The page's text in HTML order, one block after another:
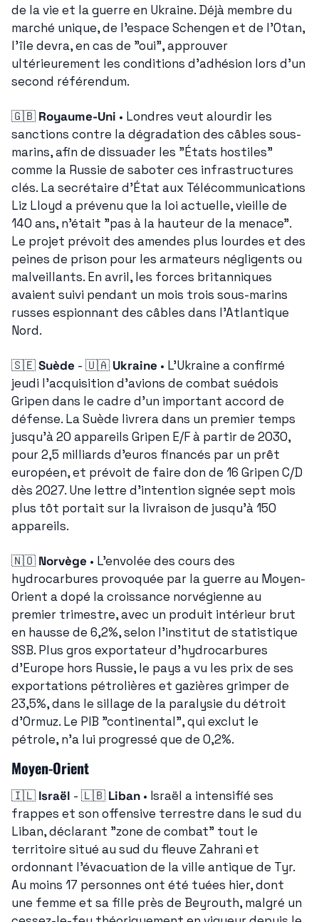
de la vie et la guerre en Ukraine. Déjà membre du
marché unique, de l'espace Schengen et de l'Otan,
l'île devra, en cas de "oui", approuver
ultérieurement les conditions d'adhésion lors d'un
second référendum.
🇬🇧 Royaume-Uni • Londres veut alourdir les
sanctions contre la dégradation des câbles sous-
marins, afin de dissuader les "États hostiles"
comme la Russie de saboter ces infrastructures
clés. La secrétaire d'État aux Télécommunications
Liz Lloyd a prévenu que la loi actuelle, vieille de
140 ans, n'était "pas à la hauteur de la menace".
Le projet prévoit des amendes plus lourdes et des
peines de prison pour les armateurs négligents ou
malveillants. En avril, les forces britanniques
avaient suivi pendant un mois trois sous-marins
russes espionnant des câbles dans l'Atlantique
Nord.
🇸🇪Suède - 🇺🇦 Ukraine • L'Ukraine a confirmé
jeudi l'acquisition d'avions de combat suédois
Gripen dans le cadre d'un important accord de
défense. La Suède livrera dans un premier temps
jusqu'à 20 appareils Gripen E/F à partir de 2030,
pour 2,5 milliards d'euros financés par un prêt
européen, et prévoit de faire don de 16 Gripen C/D
dès 2027. Une lettre d'intention signée sept mois
plus tôt portait sur la livraison de jusqu'à 150
appareils.
🇳🇴 Norvège • L'envolée des cours des
hydrocarbures provoquée par la guerre au Moyen-
Orient a dopé la croissance norvégienne au
premier trimestre, avec un produit intérieur brut
en hausse de 6,2%, selon l'institut de statistique
SSB. Plus gros exportateur d'hydrocarbures
d'Europe hors Russie, le pays a vu les prix de ses
exportations pétrolières et gazières grimper de
23,5%, dans le sillage de la paralysie du détroit
d'Ormuz. Le PIB "continental", qui exclut le
pétrole, n'a lui progressé que de 0,2%.
Moyen-Orient
🇮🇱 Israël - 🇱🇧 Liban • Israël a intensifié ses
frappes et son offensive terrestre dans le sud du
Liban, déclarant "zone de combat" tout le
territoire situé au sud du fleuve Zahrani et
ordonnant l'évacuation de la ville antique de Tyr.
Au moins 17 personnes ont été tuées hier, dont
une femme et sa fille près de Beyrouth, malgré un